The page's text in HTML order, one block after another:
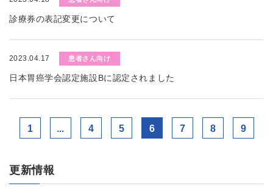
診療券の表記変更について
2023.04.17 患者さん向け
日本胃癌学会認定施設Bに認定されました
1 ... 4 5 6 7 8 9
更新情報